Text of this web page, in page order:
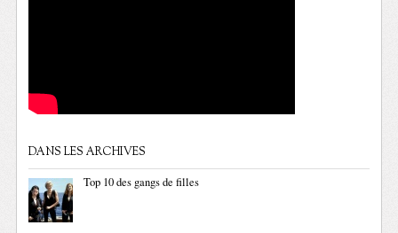
DANS LES ARCHIVES
Top 10 des gangs de filles